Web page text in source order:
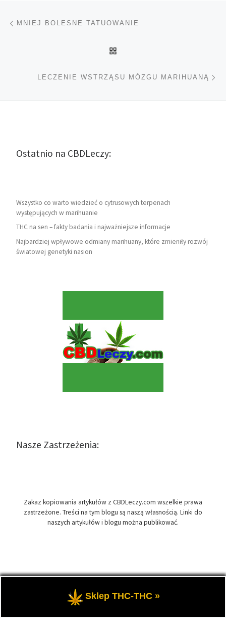
Nawigacja wpisu
MNIEJ BOLESNE TATUOWANIE
LECZENIE WSTRZĄSU MÓZGU MARIHUANĄ
Ostatnio na CBDLeczy:
Wszystko co warto wiedzieć o cytrusowych terpenach
występujących w marihuanie
THC na sen – fakty badania i najważniejsze informacje
Najbardziej wpływowe odmiany marihuany, które zmieniły rozwój
światowej genetyki nasion
Nasze Zastrzeżenia:
Zakaz kopiowania artykułów z CBDLeczy.com wszelkie prawa
zastrzeżone. Treści na tym blogu są naszą własnością. Linki do
naszych artykułów i blogu można publikować.
CBDLeczy.com – Wszelkie prawa zastrzeżone
marihuana i olej CBD-RSO w medycynie.
Sklep THC-THC »